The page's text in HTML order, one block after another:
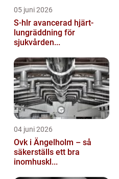
05 juni 2026
S-hlr avancerad hjärt-
lungräddning för
sjukvården...
04 juni 2026
Ovk i Ängelholm – så
säkerställs ett bra
inomhuskl...